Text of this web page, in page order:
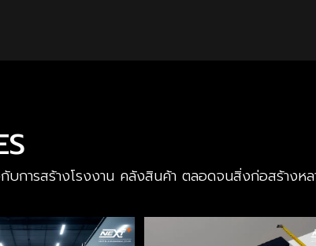
การสร้างโรงงาน คลังสินค้า ตลอดจนสิ่งก่อสร้างหล